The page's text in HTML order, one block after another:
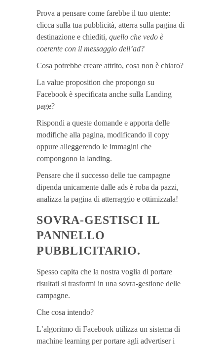
Prova a pensare come farebbe il tuo utente:
clicca sulla tua pubblicità, atterra sulla pagina di
destinazione e chiediti, quello che vedo è
coerente con il messaggio dell’ad?
Cosa potrebbe creare attrito, cosa non è chiaro?
La value proposition che propongo su
Facebook è specificata anche sulla Landing
page?
Rispondi a queste domande e apporta delle
modifiche alla pagina, modificando il copy
oppure alleggerendo le immagini che
compongono la landing.
Pensare che il successo delle tue campagne
dipenda unicamente dalle ads è roba da pazzi,
analizza la pagina di atterraggio e ottimizzala!
SOVRA-GESTISCI IL
PANNELLO
PUBBLICITARIO.
Spesso capita che la nostra voglia di portare
risultati si trasformi in una sovra-gestione delle
campagne.
Che cosa intendo?
L’algoritmo di Facebook utilizza un sistema di
machine learning per portare agli advertiser i